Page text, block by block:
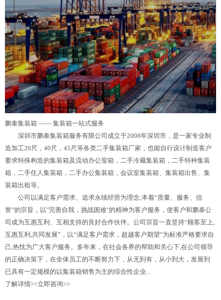
鹏泰集装箱 —— 集装箱一站式服务
深圳市鹏泰集装箱服务有限公司成立于2008年深圳市，是一家专业制
造加工20尺，40尺，45尺等各类二手集装箱厂家，也能自行设计制造客户
要求特殊构造的集装箱及流动办公室箱，二手冷藏集装箱，二手特种集装
箱，二手住人集装箱，二手办公集装箱，会议室集装箱、集装箱出售、集
装箱出租等。
公司以满足客户需求、追求永续经营为理念;本着“质量、服务、信
誉”的宗旨，以"完善自我，挑战困难"的精神为客户服务，使客户和鹏泰公
司成为互惠互利、互相支持的良好合作伙伴。公司宗旨一直坚持“顾客至上,
互惠互利,共同发展”，以“满足客户需求，超越客户期望”为标准严格要求自
己,热忱为广大客户服务。多年来，在社会各界的帮助和关心下,在公司领导
的正确决策下，在全体员工的不断努力下，从无到有，从小到大，发展到
已具有一定规模的以集装箱销售为主的综合性企业...
了解详情>>立即咨询>>